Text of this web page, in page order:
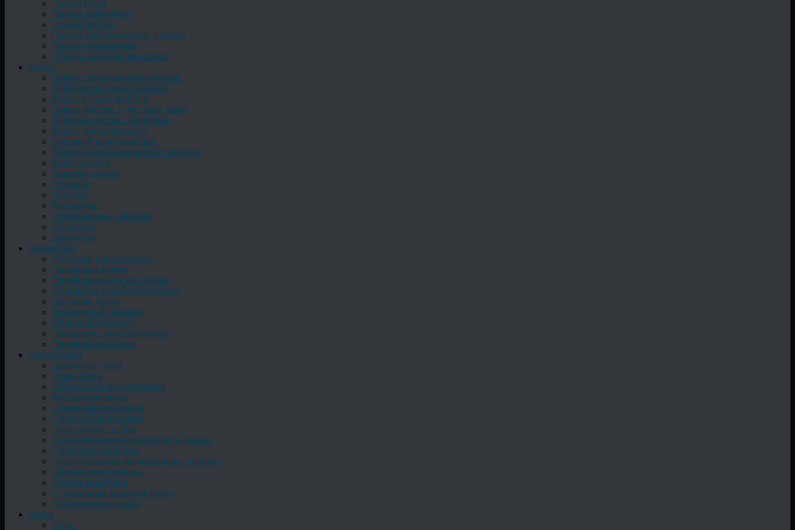
Прием меди
Прием алюминия
Прием латуни
Прием аккумуляторов, свинца
Прием нержавейки
Отходы цветных металлов
Вывоз
Вывоз строительного мусора
Вывезти бытовую технику
Вывоз старой мебели
Вывоз мусора с частного дома
Вывезти мусор с квартиры
Вывоз оборудования
Быстрый вывоз мусора
Вывоз крупногабаритного мусора
Вывоз хлама
Заказать вывоз
Грузчики
Договор
Контейнер
Информация о фирме
Позвонить
Демонтаж
Перевозка
Доставка ракушечника
Перевозка камня
Перевозка сыпучих грузов
Перевозка стройматериалов
Доставка песка
Квартирный переезд
Офисный переезд
Перевозка электротехники
Перевозка мебели
Вывоз лома
Демонтаж лома
Резка лома
Утилизация металлолома
Металоприемник
Скупка металлолома
Сдать газовую плиту
Сдать емкость, бак
Cдать металлические ворота, дверь
Сдать холодильник
Сдать баллоны кислородные, газовые
Прием сетки рабицы
Прием арматуры
Стиральную машинку сдать
Огнетушители сдать
Цены
О нас